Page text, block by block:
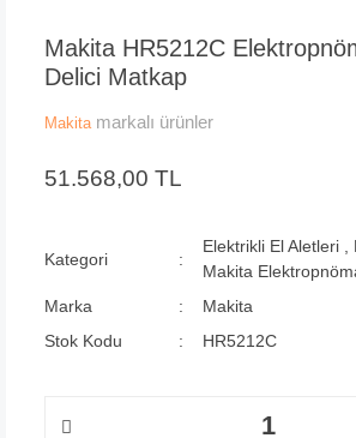
Makita HR5212C
Delici Matkap
Makita markalı ürünler
51.568,00 TL
Kategori
Elektrikli El Aletleri
Makita
Marka
Makita
Stok Kodu
HR5212C